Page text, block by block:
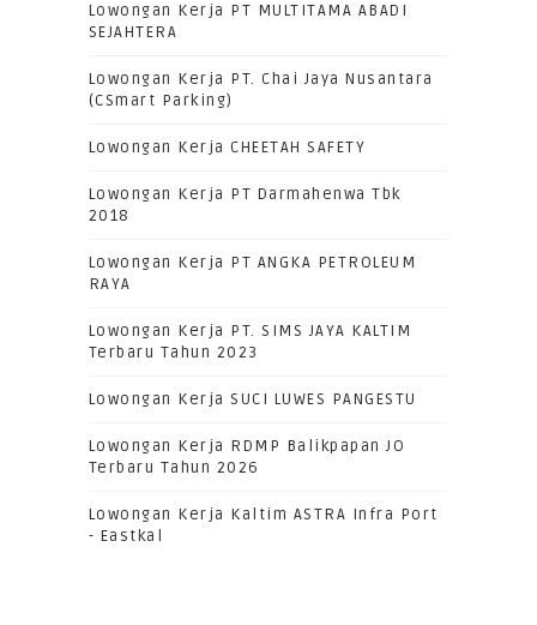
Lowongan Kerja PT MULTITAMA ABADI
SEJAHTERA
Lowongan Kerja PT. Chai Jaya Nusantara
(CSmart Parking)
Lowongan Kerja CHEETAH SAFETY
Lowongan Kerja PT Darmahenwa Tbk
2018
Lowongan Kerja PT ANGKA PETROLEUM
RAYA
Lowongan Kerja PT. SIMS JAYA KALTIM
Terbaru Tahun 2023
Lowongan Kerja SUCI LUWES PANGESTU
Lowongan Kerja RDMP Balikpapan JO
Terbaru Tahun 2026
Lowongan Kerja Kaltim ASTRA Infra Port
- Eastkal